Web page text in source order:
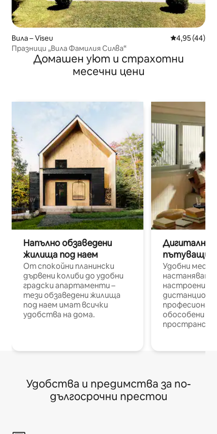
Вила – Viseu Средна
4,95 (44)
Празници „Вила Фамилия Силва“
Домашен уют и страхотни
месечни цени
Напълно обзаведени
жилища под наем
От спокойни планински
дървени колиби до удобни
градски апартаменти –
тези обзаведени жилища
под наем имат всички
удобства на дома.
Дигитални
пътуващи
Удобни
настаняване
настроени и
обособени
Удобства и предимства за по-
дългосрочни престои